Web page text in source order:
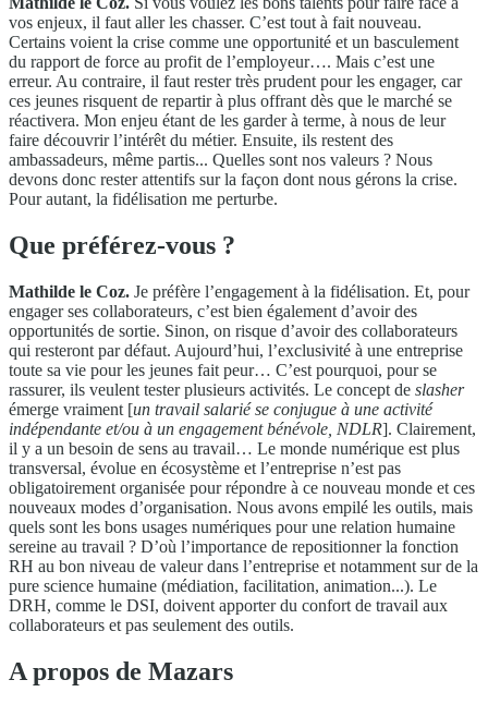
vos enjeux, il faut aller les chasser. C’est tout à fait nouveau.
Certains voient la crise comme une opportunité et un basculement
du rapport de force au profit de l’employeur…. Mais c’est une
erreur. Au contraire, il faut rester très prudent pour les engager, car
ces jeunes risquent de repartir à plus offrant dès que le marché se
réactivera. Mon enjeu étant de les garder à terme, à nous de leur
faire découvrir l’intérêt du métier. Ensuite, ils restent des
ambassadeurs, même partis... Quelles sont nos valeurs ? Nous
devons donc rester attentifs sur la façon dont nous gérons la crise.
Pour autant, la fidélisation me perturbe.
Que préférez-vous ?
Mathilde le Coz. Je préfère l’engagement à la fidélisation. Et, pour
engager ses collaborateurs, c’est bien également d’avoir des
opportunités de sortie. Sinon, on risque d’avoir des collaborateurs
qui resteront par défaut. Aujourd’hui, l’exclusivité à une entreprise
toute sa vie pour les jeunes fait peur… C’est pourquoi, pour se
rassurer, ils veulent tester plusieurs activités. Le concept de slasher
émerge vraiment [un travail salarié se conjugue à une activité
indépendante et/ou à un engagement bénévole, NDLR]. Clairement,
il y a un besoin de sens au travail… Le monde numérique est plus
transversal, évolue en écosystème et l’entreprise n’est pas
obligatoirement organisée pour répondre à ce nouveau monde et ces
nouveaux modes d’organisation. Nous avons empilé les outils, mais
quels sont les bons usages numériques pour une relation humaine
sereine au travail ? D’où l’importance de repositionner la fonction
RH au bon niveau de valeur dans l’entreprise et notamment sur de la
pure science humaine (médiation, facilitation, animation...). Le
DRH, comme le DSI, doivent apporter du confort de travail aux
collaborateurs et pas seulement des outils.
A propos de Mazars